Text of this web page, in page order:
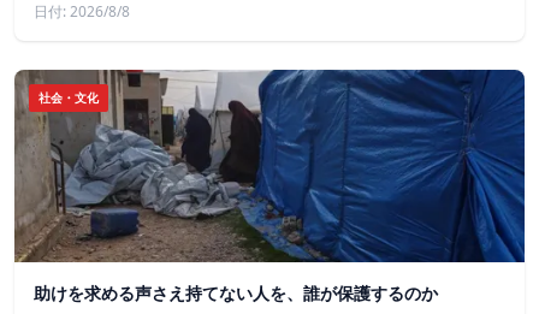
日付: 2026/8/8
社会・文化
助けを求める声さえ持てない人を、誰が保護するのか